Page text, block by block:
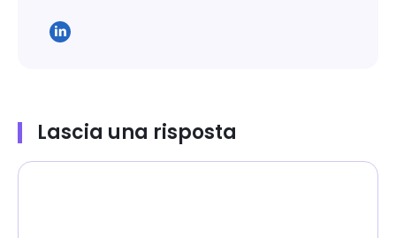
Lascia una risposta